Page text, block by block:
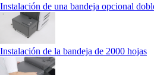
Instalación de una bandeja opcional
Instalación de la bandeja de 2000 hojas